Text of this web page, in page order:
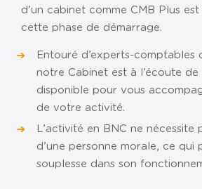
TPE / PME
Metz
Nancy
Carpentras
CABINET DIGITAL
ACTUS ET CHIFFRES
d’un cabinet comme CMB Plus
cette phase de démarrage.
Entouré d’experts-comptables
notre Cabinet est à l’écoute
disponible pour vous
de votre activité.
L’activité en BNC ne nécessite
d’une personne morale, ce qui
souplesse dans son